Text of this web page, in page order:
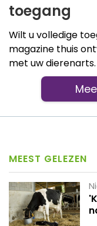
toegang
Wilt u volledige
magazine thuis
met uw dierenarts.
MEEST GELEZEN